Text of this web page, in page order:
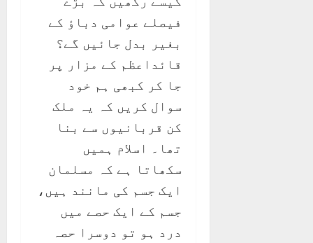
فیصلے عوامی دباؤ کے
بغیر بدل جائیں گے؟
قائداعظم کے مزار پر
جا کر کبھی ہم خود
سوال کریں کہ یہ ملک
کن قربانیوں سے بنا
تھا۔ اسلام ہمیں
سکھاتا ہے کہ مسلمان
ایک جسم کی مانند ہیں،
جسم کے ایک حصے میں
درد ہو تو دوسرا حصہ